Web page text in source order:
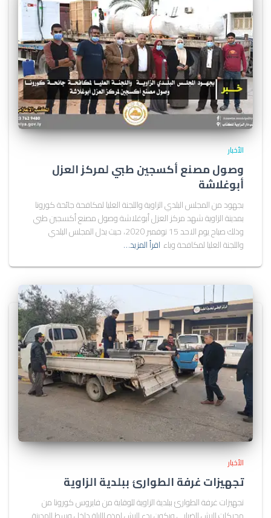
الأخبار
وصول مصنع أكسجين طبي لمركز العزل
أبوغلاشة
بجهود من المجلس البلدي الزاوية واللجنة العليا لمكافحة جائحة كورونا
بمدينة الزاوية شهد مركز العزل أبوغلاشة وصول مصنع أكسجين طبي
وذلك صباح يوم الاحد 15 نوفمبر 2020، حيث بذل المجلس البلدي
واللجنة العليا لمكافحة وباء اقرأ المزيد…
الأخبار
تجهيزات غرفة الطوارئ ببلدية الزاوية
تجهيزات غرفة الطوارئ ببلدية الزاوية للوقاية من فايروس كورونا من